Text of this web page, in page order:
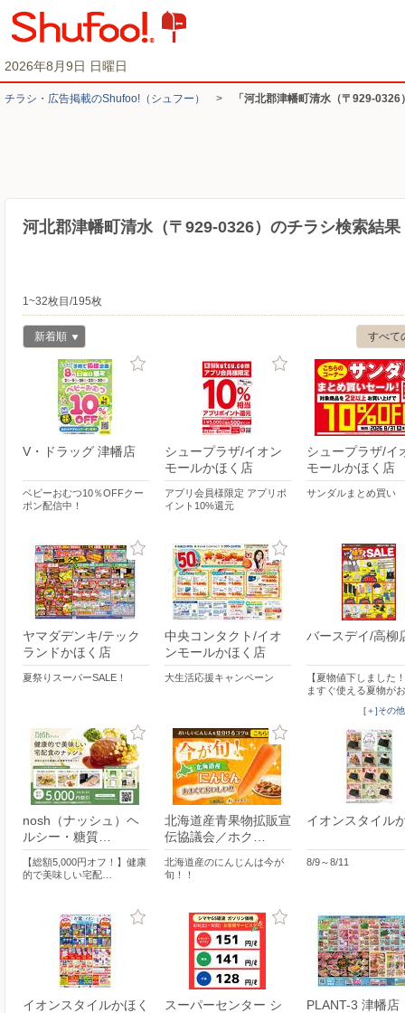
2026年8月9日 日曜日
チラシ・​広告掲載の​Shufoo!​（シュフー） > 「河北郡津幡町清水（〒929-
河北郡津幡町清水（〒929-0326）のチラシ検索結果
1~32枚目/195枚
すべて
新着順
V・ドラッグ 津幡店
ベビーおむつ10％OFFクー
ポン配信中！
シュープラザ/イオン
モールかほく店
アプリ会員様限定 アプリポ
イント10%還元
シュープラザ/イ
モールかほく店
サンダルまとめ買い
ヤマダデンキ/テック
ランドかほく店
夏祭りスーパーSALE！
中央コンタクト/イオ
ンモールかほく店
大生活応援キャンペーン
バースデイ/高柳
【夏物値下しました
ますぐ使える夏物が
[＋]その
nosh（ナッシュ）ヘ
ルシー・糖質…
【総額5,000円オフ！】健康
的で美味しい宅配…
北海道産青果物拡販宣
伝協議会／ホク…
北海道産のにんじんは今が
旬！！
イオンスタイル
8/9～8/11
イオンスタイルかほく
スーパーセンター シ
PLANT-3 津幡店